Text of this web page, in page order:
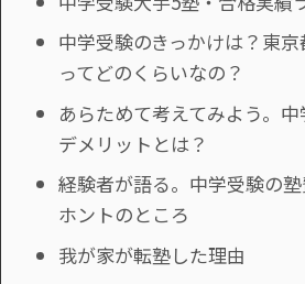
中学受験のきっかけは？東
ってどのくらいなの？
あらためて考えてみよう。
デメリットとは？
経験者が語る。中学受験の
ホントのところ
我が家が転塾した理由